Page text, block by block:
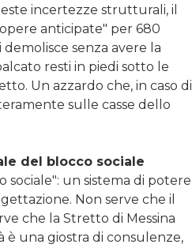
incertezze strutturali, il
anticipate" per 680
demolisce senza avere la
resti in piedi sotto le
Un azzardo che, in caso di
sulle casse dello
del blocco sociale
sociale": un sistema di potere
Non serve che il
che la Stretto di Messina
è una giostra di consulenze,